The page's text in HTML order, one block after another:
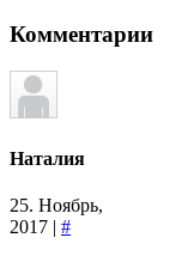
Комментарии
Наталия
25. Ноябрь,
2017 | #